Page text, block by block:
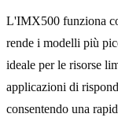
L'IMX500 funziona
rende i modelli più
ideale per le risorse
applicazioni di
consentendo una